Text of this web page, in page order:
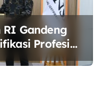
Gandeng
Profesi